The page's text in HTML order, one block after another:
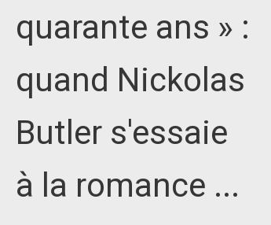
quarante ans » :
quand Nickolas
Butler s'essaie
à la romance ...